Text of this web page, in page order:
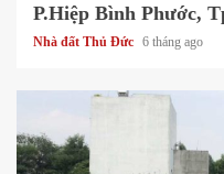
P.Hiệp Bình Phước,
Nhà đất Thủ Đức 6 tháng ago